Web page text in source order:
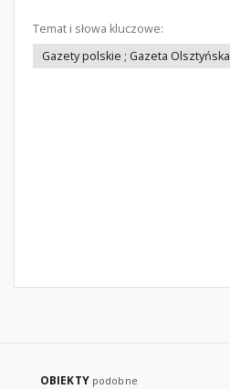
Temat i słowa kluczowe:
Gazety polskie ; Gazeta Olsztyńska
OBIEKTY podobne